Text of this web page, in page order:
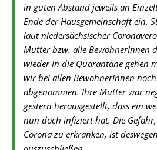
in guten Abstand jeweils an
Ende der Hausgemeinschaft ein.
laut niedersächsischer
Mutter bzw. alle BewohnerInnen
wieder in die Quarantäne gehen
wir bei allen BewohnerInnen
abgenommen. Ihre Mutter war
gestern herausgestellt, dass ein
nun doch infiziert hat. Die
Corona zu erkranken, ist